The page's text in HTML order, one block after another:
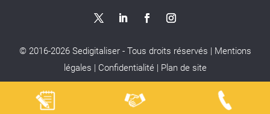
© 2016-2026Sedigitaliser - Tous droits réservés | Mentions
légales | Confidentialité| Plan de site